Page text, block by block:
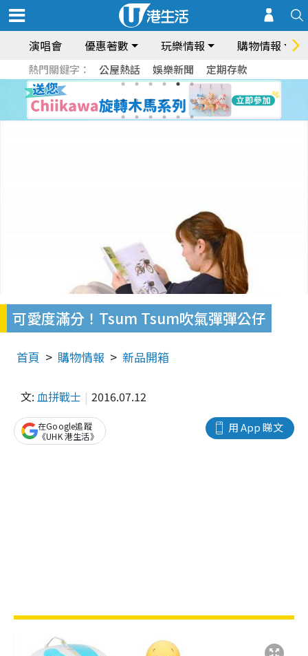
演唱會 優惠著數 玩樂情報 購物情報
熱門關鍵字： 公屋熱話 娛樂新聞 定期存款
可愛度滿分！Tsum Tsum吹氣彈彈公仔
首頁 購物情報 新品開箱
文: 血拼戰士 2016.07.12
用 App 睇文
在Google追蹤
《UHK 港生活》